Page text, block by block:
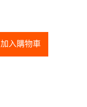
加入購物車